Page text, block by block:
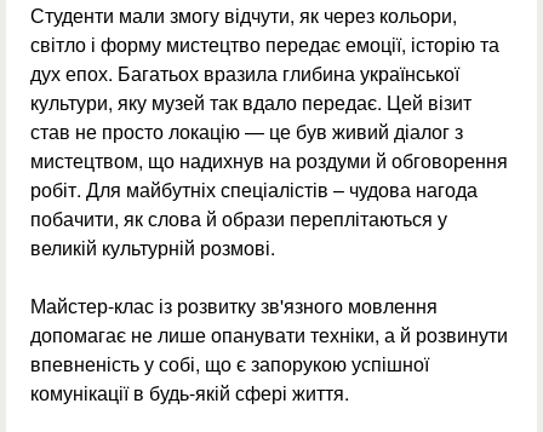
Студенти мали змогу відчути, як через кольори,
світло і форму мистецтво передає емоції, історію та
дух епох. Багатьох вразила глибина української
культури, яку музей так вдало передає. Цей візит
став не просто локацію — це був живий діалог з
мистецтвом, що надихнув на роздуми й обговорення
робіт. Для майбутніх спеціалістів – чудова нагода
побачити, як слова й образи переплітаються у
великій культурній розмові.
Майстер-клас із розвитку зв'язного мовлення
допомагає не лише опанувати техніки, а й розвинути
впевненість у собі, що є запорукою успішної
комунікації в будь-якій сфері життя.